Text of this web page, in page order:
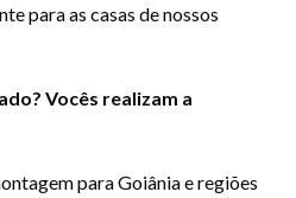
para as casas de nossos
Vocês realizam a
para Goiânia e regiões